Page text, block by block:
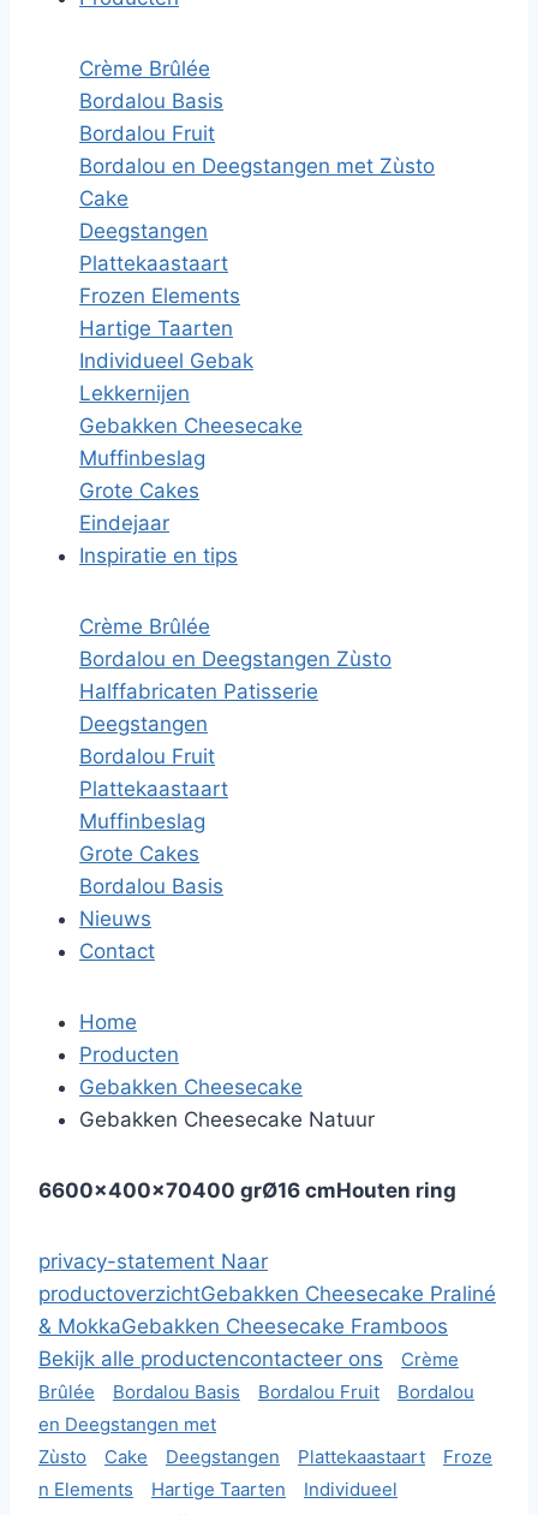
Crème Brûlée
Bordalou Basis
Bordalou Fruit
Bordalou en Deegstangen met Zùsto
Cake
Deegstangen
Plattekaastaart
Frozen Elements
Hartige Taarten
Individueel Gebak
Lekkernijen
Gebakken Cheesecake
Muffinbeslag
Grote Cakes
Eindejaar
Inspiratie en tips
Crème Brûlée
Bordalou en Deegstangen Zùsto
Halffabricaten Patisserie
Deegstangen
Bordalou Fruit
Plattekaastaart
Muffinbeslag
Grote Cakes
Bordalou Basis
Nieuws
Contact
Home
Producten
Gebakken Cheesecake
Gebakken Cheesecake Natuur
6600x400x70400 grØ16 cmHouten ring
privacy-statement Naar
productoverzichtGebakken Cheesecake Praliné
& MokkaGebakken Cheesecake Framboos
Bekijk alle productencontacteer ons
Crème
Brûlée
Bordalou Basis Bordalou Fruit
Bordalou
en Deegstangen met
Zùsto
Cake Deegstangen Plattekaastaart
Froze
n Elements
Hartige Taarten
Individueel